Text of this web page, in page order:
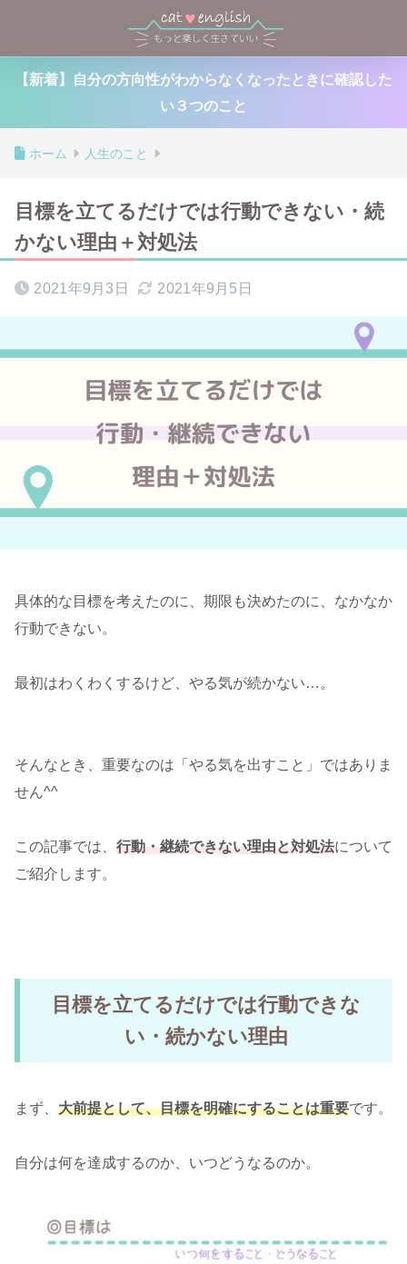
【新着】自分の方向性がわからなくなったときに確認した
い３つのこと
ホーム 人生のこと
目標を立てるだけでは行動できない・続
かない理由＋対処法
2021年9月3日 2021年9月5日
具体的な目標を考えたのに、期限も決めたのに、なかなか
行動できない。
最初はわくわくするけど、やる気が続かない…。
そんなとき、重要なのは「やる気を出すこと」ではありま
せん^^
この記事では、 行動・継続できない理由と対処法について
ご紹介します。
目標を立てるだけでは行動できな
い・続かない理由
まず、 大前提として、目標を明確にすることは重要です。
自分は何を達成するのか、いつどうなるのか。